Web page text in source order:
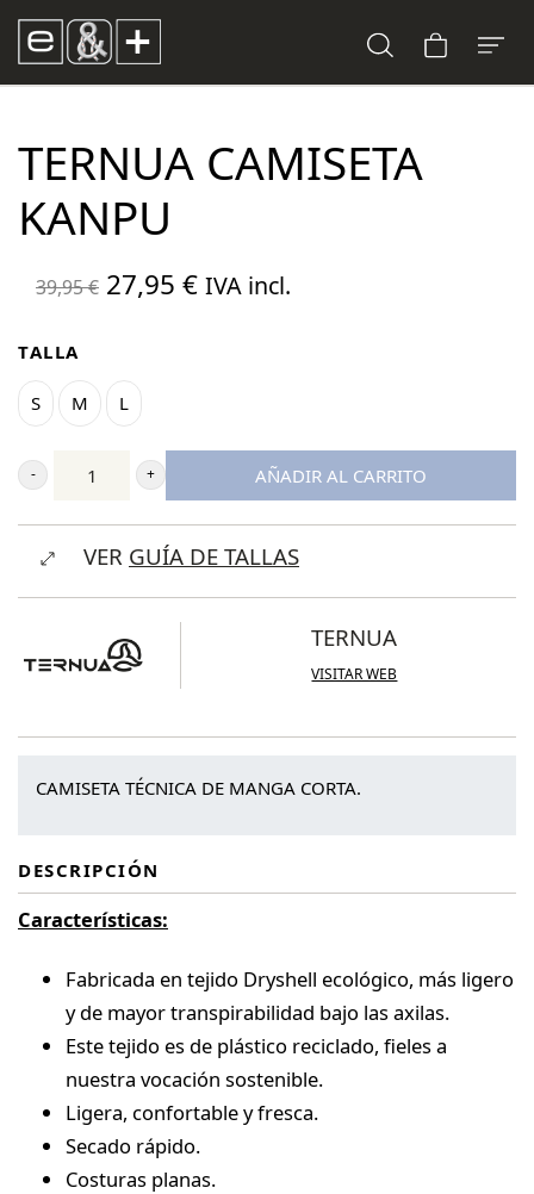
TERNUA CAMISETA
KANPU
39,95€ El
era:
39,95 €.
27,95 €El
IVA incl.
TALLA
S M L
Ternua
Camiseta
Kanpu
AÑADIR AL CARRITO
VER GUÍA DE TALLAS
TERNUA
VISITAR WEB
CAMISETA TÉCNICA DE MANGA CORTA.
DESCRIPCIÓN
Características:
Fabricada en tejido Dryshell ecológico, más ligero
y de mayor transpirabilidad bajo las axilas.
Este tejido es de plástico reciclado, fieles a
nuestra vocación sostenible.
Ligera, confortable y fresca.
Secado rápido.
Costuras planas.